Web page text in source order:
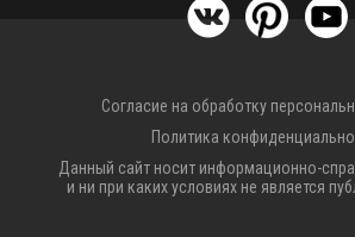
Согласие на обработку
Политика
Данный сайт носит информационно-
и ни при каких условиях не является